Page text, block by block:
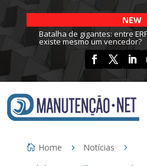
NEW
Batalha de gigantes: entre
existe mesmo um vencedor?
Home
Notícias